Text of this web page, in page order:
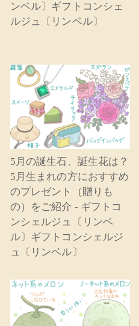
ンベル〕ギフトコンシェ
ルジュ〔リンベル〕
5月の誕生石、誕生花は？
5月生まれの方におすすめ
のプレゼント（贈りも
の）をご紹介 - ギフトコ
ンシェルジュ〔リンベ
ル〕ギフトコンシェルジ
ュ〔リンベル〕